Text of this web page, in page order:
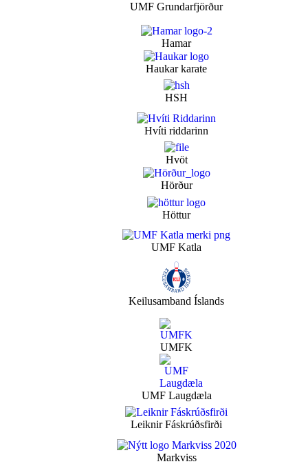
UMF Grundarfjörður
Hamar
Haukar karate
HSH
Hvíti riddarinn
Hvöt
Hörður
Höttur
UMF Katla
Keilusamband Íslands
UMFK
UMF Laugdæla
Leiknir Fáskrúðsfirði
Markviss